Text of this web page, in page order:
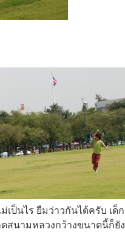
เป็นไร ยืมว่าวกันได้ครับ เด็
สนามหลวงกว้างขนาดนี้ก็